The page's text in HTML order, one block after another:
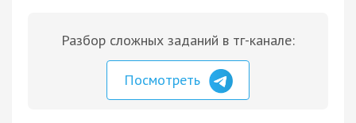
Разбор сложных заданий в тг-канале:
Посмотреть